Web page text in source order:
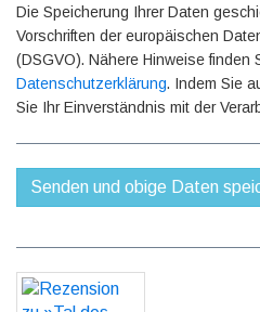
Die Speicherung Ihrer Daten
Vorschriften der europäischen
(DSGVO). Nähere Hinweise finden
Datenschutzerklärung. Indem Sie
Sie Ihr Einverständnis mit der